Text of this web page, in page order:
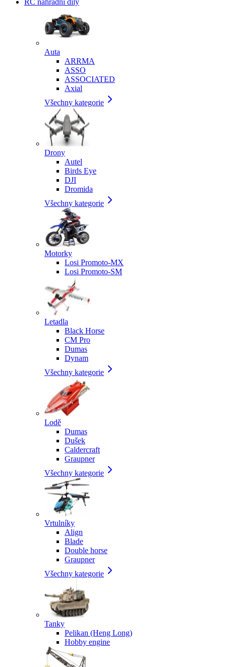
RC náhradní díly
Auta
ARRMA
ASSO
ASSOCIATED
Axial
Všechny kategorie
Drony
Autel
Birds Eye
DJI
Dromida
Všechny kategorie
Motorky
Losi Promoto-MX
Losi Promoto-SM
Letadla
Black Horse
CM Pro
Dumas
Dynam
Všechny kategorie
Lodě
Dumas
Dušek
Caldercraft
Graupner
Všechny kategorie
Vrtulníky
Align
Blade
Double horse
Graupner
Všechny kategorie
Tanky
Pelikan (Heng Long)
Hobby engine